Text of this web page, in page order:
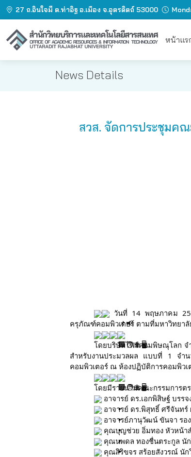
27 ถ.อินใจมี ต.ท่าอิฐ อ.เมือง จ.อุตรดิตถ์ 53000
หน้าแร
News Details
สวส. จัดการประชุมค
วันที่ 14 พฤษภาคม
ครุภัณฑ์คอมพิวเตอร์ ตามที่มหาวิทยา
โดยบริษัทไฟร์คอมพิษณุโลก จ
สำหรับงานประมวลผล แบบที่ 1 จำน
คอมพิวเตอร์ ณ ห้องปฏิบัติการคอมพิว
โดยมีรายนามคณะกรรมการต
อาจารย์ ดร.เอกพิสิษฐ์ บรร
อาจารย์ ดร.พิสุทธิ์ ศรีจันทร์
อาจารย์ภานุวัฒน์ ขันจา รอ
คุณบุญช่วย อิ่มทอง หัวหน้า
คุณนพดล ทองชื่นตระกูล นั
คุณสิริขจร สร้อยสังวรณ์ นัก